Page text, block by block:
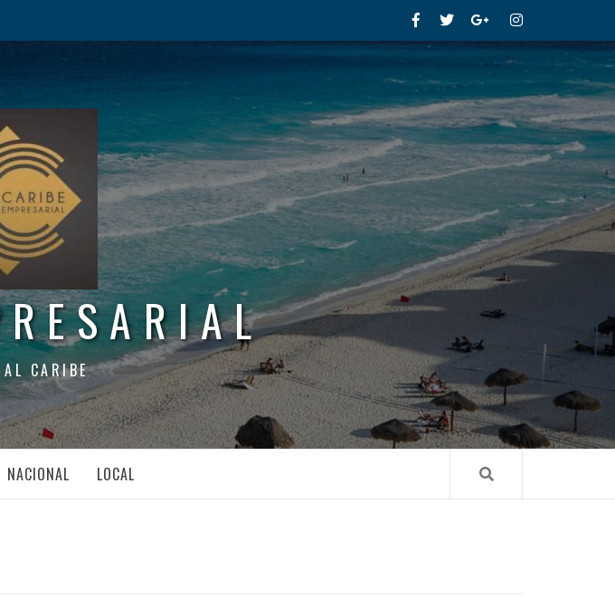
FacebookTwitterGoogle+Instagram
CARIBE
NACIONAL LOCAL